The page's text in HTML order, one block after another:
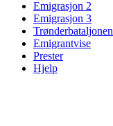
Emigrasjon 2
Emigrasjon 3
Trønderbataljonen
Emigrantvise
Prester
Hjelp